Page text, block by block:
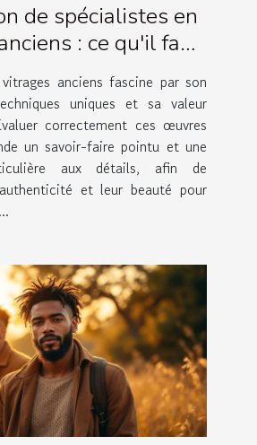
de spécialistes en
: ce qu'il faut
savoir
anciens fascine par son
uniques et sa valeur
correctement ces œuvres
un savoir-faire pointu et une
aux détails, afin de
et leur beauté pour